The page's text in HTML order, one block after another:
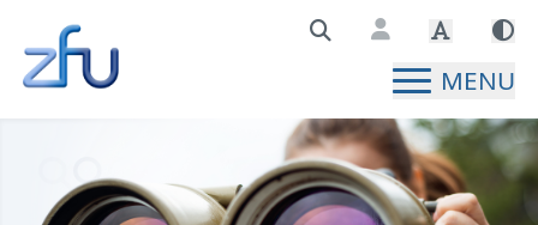
Zentralstelle für Fernunterricht Hauptseite
MENU